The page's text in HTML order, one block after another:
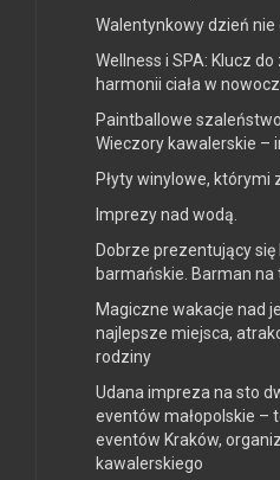
Walentynkowy dzień
Wellness i SPA: Klucz
harmonii ciała w
Paintballowe
Wieczory kawalerskie –
Płyty winylowe, którymi
Imprezy nad wodą.
Dobrze prezentujący
barmańskie. Barman na
Magiczne wakacje nad
najlepsze miejsca,
rodziny
Udana impreza na sto
eventów małopolskie –
eventów Kraków,
kawalerskiego